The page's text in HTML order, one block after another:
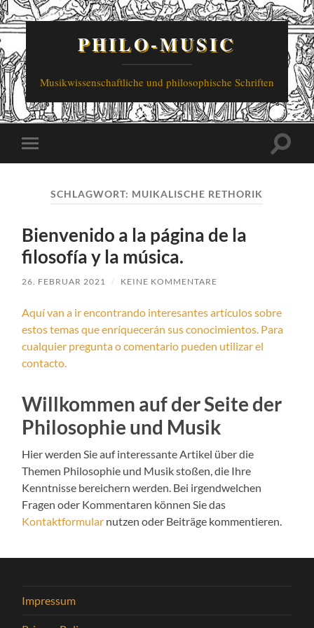
PHILO-MUSIC
Musikwissenschaftliche und philosophische Schriften
Mobile-
Menü
SCHLAGWORT: MUIKALISCHE RETHORIK
Bienvenido a la página de la
filosofía y la música.
26. FEBRUAR 2021 / KEINE KOMMENTARE
Aquí van a ir encontrando interesantes artículos sobre
estos temas que enríquecerán sus conocimientos. Para
cualquier pregunta o comentario pueden utilizar el
contacto.
Willkommen auf der Seite der
Philosophie und Musik
Hier werden Sie auf interessante Artikel über die
Themen Philosophie und Musik stoßen, die Ihre
Kenntnisse bereichern werden. Bei irgendwelchen
Fragen oder Kommentaren können Sie das
Kontaktformular nutzen oder Beiträge kommentieren.
Impressum